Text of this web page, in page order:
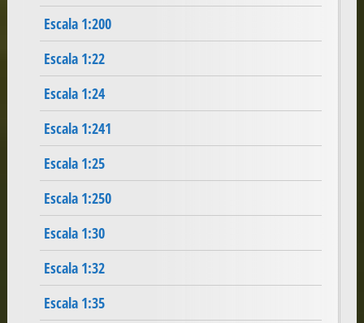
Escala 1:200
Escala 1:22
Escala 1:24
Escala 1:241
Escala 1:25
Escala 1:250
Escala 1:30
Escala 1:32
Escala 1:35